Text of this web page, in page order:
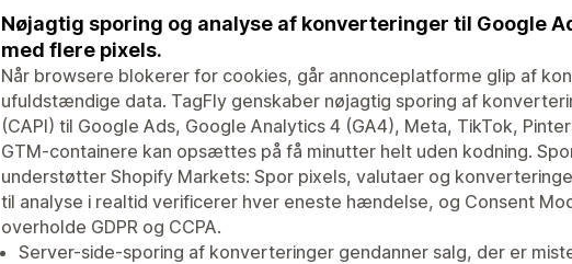
Nøjagtig sporing og analyse af konverteringer til Google
med flere pixels.
Når browsere blokerer for cookies, går annonceplatforme glip af
ufuldstændige data. TagFly genskaber nøjagtig sporing af
(CAPI) til Google Ads, Google Analytics 4 (GA4), Meta, TikTok,
GTM-containere kan opsættes på få minutter helt uden kodning.
understøtter Shopify Markets: Spor pixels, valutaer og
til analyse i realtid verificerer hver eneste hændelse, og Consent
overholde GDPR og CCPA.
Server-side-sporing af konverteringer gendanner salg, der er